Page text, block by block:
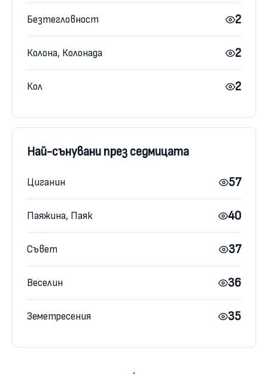
Безтегловност 2
Колона, Колонада 2
Кол 2
Най-сънувани през седмицата
Циганин 57
Паяжина, Паяк 40
Съвет 37
Веселин 36
Земетресения 35